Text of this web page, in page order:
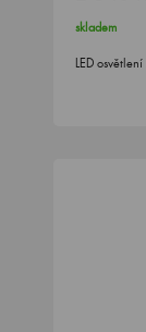
skladem
LED